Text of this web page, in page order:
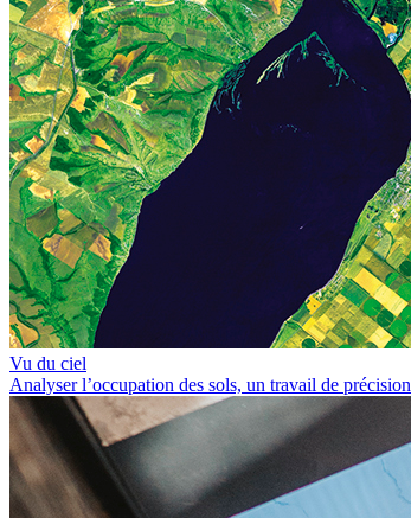
Vu du ciel
Analyser l’occupation des sols, un travail de précision